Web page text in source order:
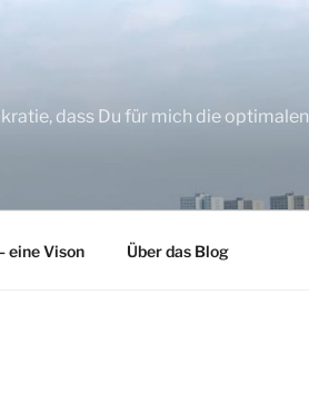
dass Du für mich die optimalen
eine Vison Über das Blog